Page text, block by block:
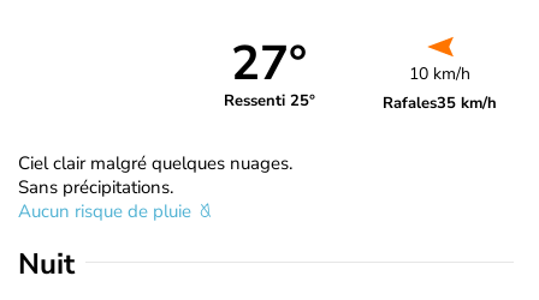
27°
Ressenti 25°
10 km/h
Rafales35 km/h
Ciel clair malgré quelques nuages.
Sans précipitations.
Aucun risque de pluie
Nuit